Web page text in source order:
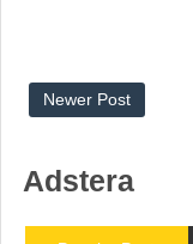
Newer Post
Adstera